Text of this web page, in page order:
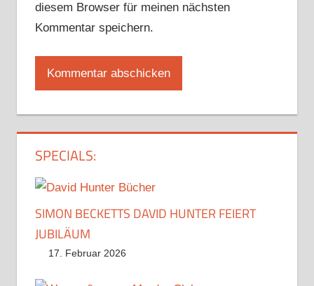
diesem Browser für meinen nächsten
Kommentar speichern.
SPECIALS:
SIMON BECKETTS DAVID HUNTER FEIERT
JUBILÄUM
17. Februar 2026